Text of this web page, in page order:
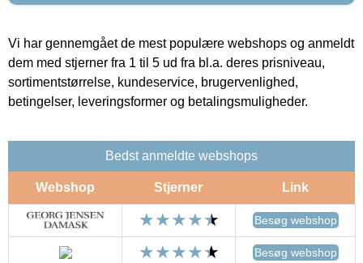
Vi har gennemgået de mest populære webshops og anmeldt
dem med stjerner fra 1 til 5 ud fra bl.a. deres prisniveau,
sortimentstørrelse, kundeservice, brugervenlighed,
betingelser, leveringsformer og betalingsmuligheder.
Bedst anmeldte webshops
Webshop Stjerner Link
Besøg webshop
Besøg webshop